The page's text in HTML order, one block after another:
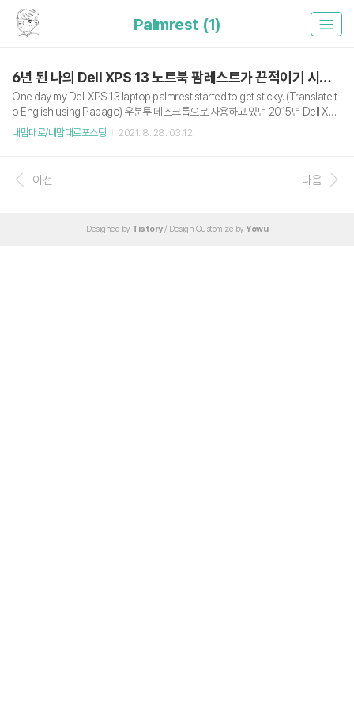
Palmrest (1)
6년 된 나의 Dell XPS 13 노트북 팜레스트가 끈적이기 시작했다.
One day my Dell XPS 13 laptop palmrest started to get sticky. (Translate t
o English using Papago) 우분투 데스크톱으로 사용하고 있던 2015년 Dell XPS
13 (9350)을 최근에 잘 사용하지 않았는데, 구매 후 6년쯤 지난 오늘 사용하려고 노
올려보자면, 노트북을 베란다에 오랫동안 방치해둔 적이 있었는데, 그 시점을 기점
으로 증상이 발생한 것 같다. 그 이후 몇 달 전 잠시 사용할 때도 끈적였던 기억이 있
내맘대로/내맘대로포스팅 2021. 8. 28. 03:12
이전 다음
Designed by Tistory/ Design Customize by Yowu